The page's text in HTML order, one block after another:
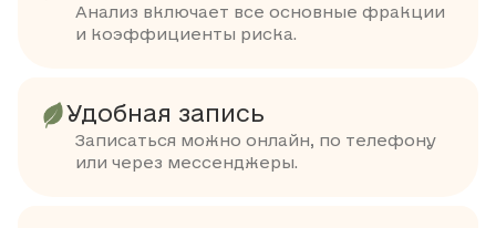
Анализ включает все основные фракции
и коэффициенты риска.
Удобная запись
Записаться можно онлайн, по телефону
или через мессенджеры.